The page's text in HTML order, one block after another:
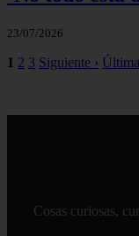
23/07/2026
1 2 3 Siguiente ›
Cosas curiosas,